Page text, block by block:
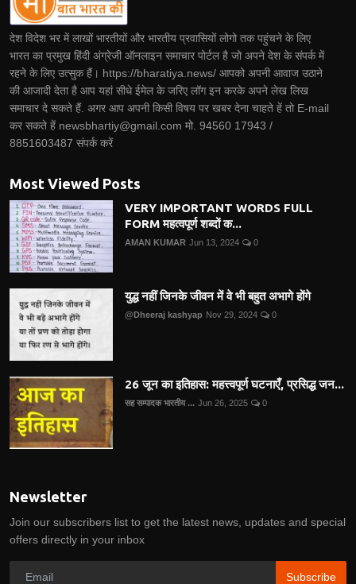
देश विदेश भर में लाखों भारतीयों और भारतीय प्रवासियों लोगो तक पहुंचने के लिए
भारत का प्रमुख हिंदी अंग्रेजी ऑनलाइन समाचार पोर्टल है जो अपने देश के संपर्क में
रहने के लिए उत्सुक हैं। https://bharatiya.news/ आपको अपनी आवाज उठाने
की आजादी देता है आप यहां सीधे ईमेल के जरिए लॉग इन करके अपने लेख लिख
समाचार दे सकते हैं. अगर आप अपनी किसी विषय पर खबर देना चाहते हें तो E-mail
कर सकते हें newsbhartiy@gmail.com मो. 94560 17943 /
8851603487 संपर्क करें
Most Viewed Posts
VERY IMPORTANT WORDS FULL
FORM महत्वपूर्ण शब्दों क...
AMAN KUMAR Jun 13, 2024 0
युद्ध नहीं जिनके जीवन में वे भी बहुत अभागे होंगे
@Dheeraj kashyap Nov 29, 2024 0
26 जून का इतिहास: महत्त्वपूर्ण घटनाएँ, प्रसिद्ध जन...
सह सम्पादक भारतीय ... Jun 26, 2025 0
Newsletter
Join our subscribers list to get the latest news, updates and special
offers directly in your inbox
Subscribe